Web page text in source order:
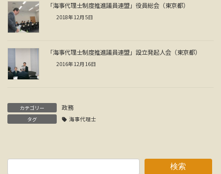
「海事代理士制度推進議員連盟」役員総会（東京都）
2018年12月5日
「海事代理士制度推進議員連盟」設立発起人会（東京都）
2016年12月16日
カテゴリー 政務
タグ 海事代理士
検索